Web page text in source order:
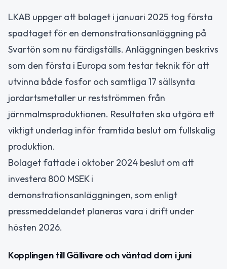
LKAB uppger att bolaget i januari 2025 tog första
spadtaget för en demonstrationsanläggning på
Svartön som nu färdigställs. Anläggningen beskrivs
som den första i Europa som testar teknik för att
utvinna både fosfor och samtliga 17 sällsynta
jordartsmetaller ur restströmmen från
järnmalmsproduktionen. Resultaten ska utgöra ett
viktigt underlag inför framtida beslut om fullskalig
produktion.
Bolaget fattade i oktober 2024 beslut om att
investera 800 MSEK i
demonstrationsanläggningen, som enligt
pressmeddelandet planeras vara i drift under
hösten 2026.
Kopplingen till Gällivare och väntad dom i juni